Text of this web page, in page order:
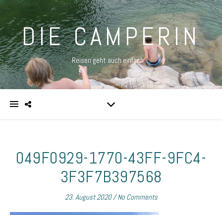
DIE CAMPERIN
Reisen geht auch einfach …
049F0929-1770-43FF-9FC4-
3F3F7B397568
23. August 2020/ No Comments